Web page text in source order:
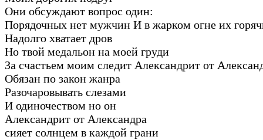
Они обсуждают вопрос один:
Порядочных нет мужчин И в жарком огне их
Надолго хватает дров
Но твой медальон на моей груди
За счастьем моим следит Александрит от
Обязан по закон жанра
Разочаровывать слезами
И одиночеством но он
Александрит от Александра
сияет солнцем в каждой грани